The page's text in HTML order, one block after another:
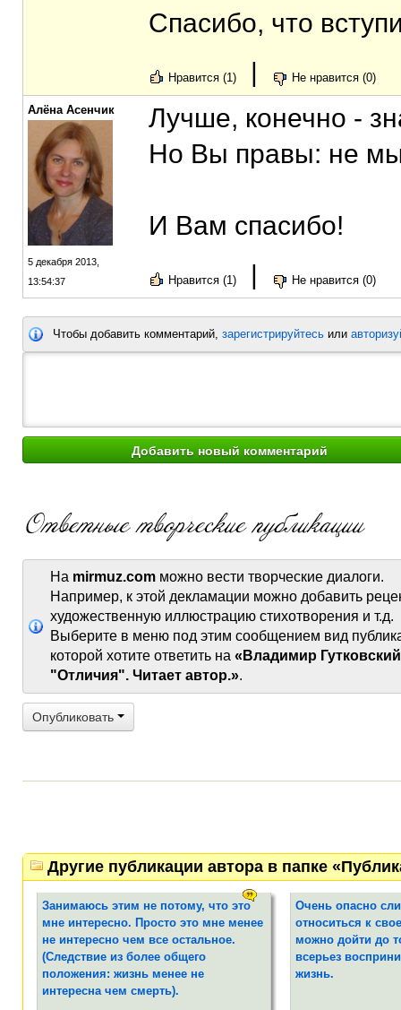
Спасибо, что
Нравится (1) | Не нравится (0)
Алёна Асенчик
5 декабря 2013,
13:54:37
Лучше, конечно -
Но Вы правы: не
И Вам спасибо!
Нравится (1) | Не нравится (0)
Чтобы добавить комментарий, зарегистрируйтесь или
На mirmuz.com можно вести творческие диалоги.
Например, к этой декламации можно добавить
художественную иллюстрацию стихотворения и т.д.
Выберите в меню под этим сообщением вид
которой хотите ответить на «Владимир Гутковский
"Отличия". Читает автор.».
Опубликовать
Другие публикации автора в папке
Занимаюсь этим не потому, что это
мне интересно. Просто это мне менее
не интересно чем все остальное.
(Следствие из более общего
положения: жизнь менее не
интересна чем смерть).
Очень опасно
относиться к
можно дойти до
всерьез
жизнь.